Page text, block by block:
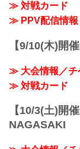
≫ 対戦カード
≫ PPV配信情報
【9/10(木)開
≫ 大会情報／チ
≫ 対戦カード
【10/3(土)開
NAGASAKI